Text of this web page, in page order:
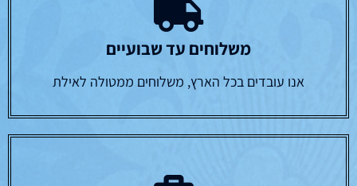
משלוחים עד שבועיים
אנו עובדים בכל הארץ, משלוחים ממטולה לאילת